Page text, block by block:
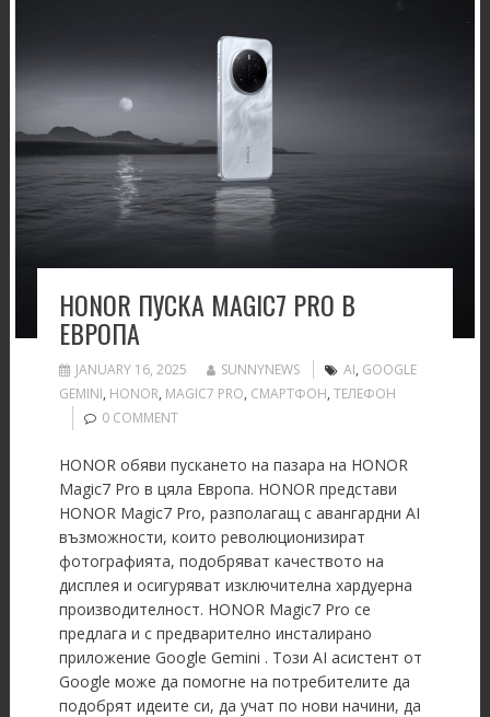
HONOR ПУСКА MAGIC7 PRO В
ЕВРОПА
JANUARY 16, 2025 SUNNYNEWS AI, GOOGLE
GEMINI, HONOR, MAGIC7 PRO, СМАРТФОН, ТЕЛЕФОН
0 COMMENT
HONOR обяви пускането на пазара на HONOR
Magic7 Pro в цяла Европа. HONOR представи
HONOR Magic7 Pro, разполагащ с авангардни AI
възможности, които революционизират
фотографията, подобряват качеството на
дисплея и осигуряват изключителна хардуерна
производителност. HONOR Magic7 Pro се
предлага и с предварително инсталирано
приложение Google Gemini . Този AI асистент от
Google може да помогне на потребителите да
подобрят идеите си, да учат по нови начини, да